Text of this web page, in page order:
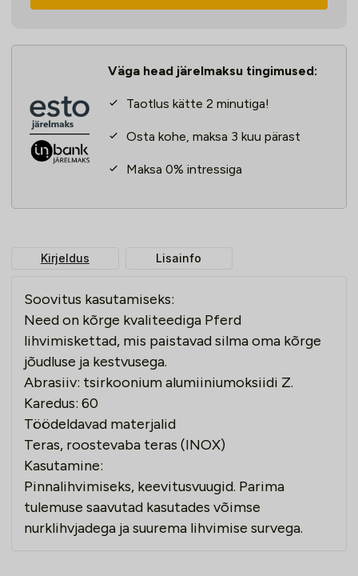
Väga head järelmaksu tingimused:
Taotlus kätte 2 minutiga!
Osta kohe, maksa 3 kuu pärast
Maksa 0% intressiga
Kirjeldus Lisainfo
Soovitus kasutamiseks:
Need on kõrge kvaliteediga Pferd
lihvimiskettad, mis paistavad silma oma kõrge
jõudluse ja kestvusega.
Abrasiiv: tsirkoonium alumiiniumoksiidi Z.
Karedus: 60
Töödeldavad materjalid
Teras, roostevaba teras (INOX)
Kasutamine:
Pinnalihvimiseks, keevitusvuugid. Parima
tulemuse saavutad kasutades võimse
nurklihvjadega ja suurema lihvimise survega.